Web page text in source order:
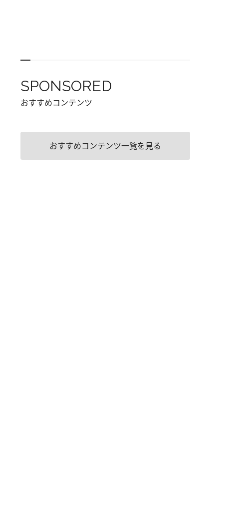
SPONSORED
おすすめコンテンツ
おすすめコンテンツ一覧を見る